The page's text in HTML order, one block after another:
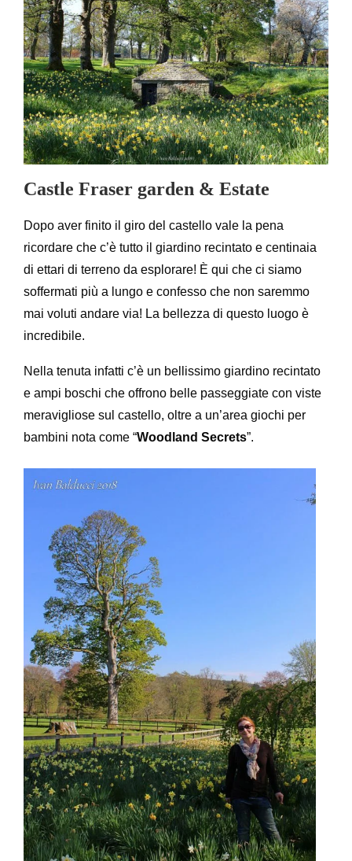
Castle Fraser garden & Estate
Dopo aver finito il giro del castello vale la pena
ricordare che c’è tutto il giardino recintato e centinaia
di ettari di terreno da esplorare! È qui che ci siamo
soffermati più a lungo e confesso che non saremmo
mai voluti andare via! La bellezza di questo luogo è
incredibile.
Nella tenuta infatti c’è un bellissimo giardino recintato
e ampi boschi che offrono belle passeggiate con viste
meravigliose sul castello, oltre a un’area giochi per
bambini nota come “Woodland Secrets”.